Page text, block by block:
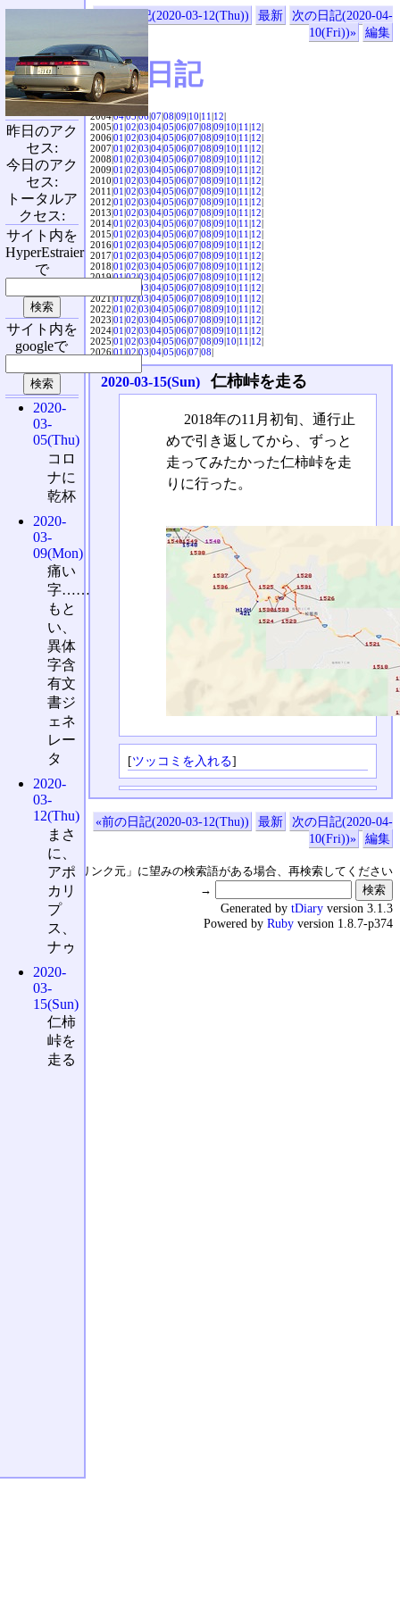
«前の日記(2020-03-12(Thu)) 最新
次の日記(2020-04-
10(Fri))»
編集
SVX日記
2004|04|05|06|07|08|09|10|11|12|
2005|01|02|03|04|05|06|07|08|09|10|11|12|
2006|01|02|03|04|05|06|07|08|09|10|11|12|
2007|01|02|03|04|05|06|07|08|09|10|11|12|
2008|01|02|03|04|05|06|07|08|09|10|11|12|
2009|01|02|03|04|05|06|07|08|09|10|11|12|
2010|01|02|03|04|05|06|07|08|09|10|11|12|
2011|01|02|03|04|05|06|07|08|09|10|11|12|
2012|01|02|03|04|05|06|07|08|09|10|11|12|
2013|01|02|03|04|05|06|07|08|09|10|11|12|
2014|01|02|03|04|05|06|07|08|09|10|11|12|
2015|01|02|03|04|05|06|07|08|09|10|11|12|
2016|01|02|03|04|05|06|07|08|09|10|11|12|
2017|01|02|03|04|05|06|07|08|09|10|11|12|
2018|01|02|03|04|05|06|07|08|09|10|11|12|
2019|01|02|03|04|05|06|07|08|09|10|11|12|
03|04|05|06|07|08|09|10|11|12|
2021|01|02|03|04|05|06|07|08|09|10|11|12|
2022|01|02|03|04|05|06|07|08|09|10|11|12|
2023|01|02|03|04|05|06|07|08|09|10|11|12|
2024|01|02|03|04|05|06|07|08|09|10|11|12|
2025|01|02|03|04|05|06|07|08|09|10|11|12|
2026|01|02|03|04|05|06|07|08|
2020-03-15(Sun) 仁柿峠を走る
2018年の11月初旬、通行止
めで引き返してから、ずっと
走ってみたかった仁柿峠を走
りに行った。
[ツッコミを入れる]
«前の日記(2020-03-12(Thu)) 最新
次の日記(2020-04-
10(Fri))»
編集
↑の「本日のリンク元」に望みの検索語がある場合、再検索してください
→
昨日のアク
セス:
今日のアク
セス:
トータルア
クセス:
サイト内を
HyperEstraier
で
サイト内を
googleで
2020-
03-
05(Thu)
コロ
ナに
乾杯
2020-
03-
09(Mon)
痛い
字……
もと
い、
異体
字含
有文
書ジ
ェネ
レー
タ
2020-
03-
12(Thu)
まさ
に、
アポ
カリ
プ
ス、
ナゥ
2020-
03-
15(Sun)
仁柿
峠を
走る
Generated by tDiary version 3.1.3
Powered by Ruby version 1.8.7-p374